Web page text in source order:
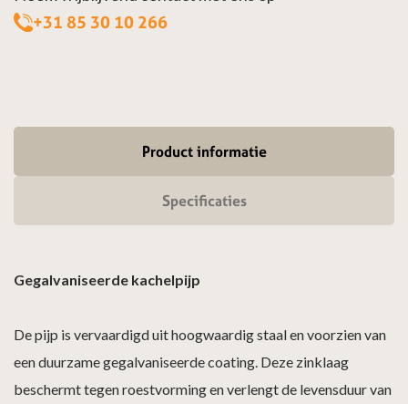
+31 85 30 10 266
Product informatie
Specificaties
Gegalvaniseerde kachelpijp
De pijp is vervaardigd uit hoogwaardig staal en voorzien van
een duurzame gegalvaniseerde coating. Deze zinklaag
beschermt tegen roestvorming en verlengt de levensduur van